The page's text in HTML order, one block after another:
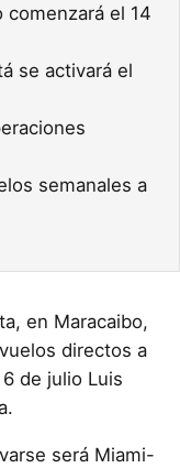
comenzará el 14
se activará el
semanales a
en Maracaibo,
directos a
de julio Luis
será Miami-